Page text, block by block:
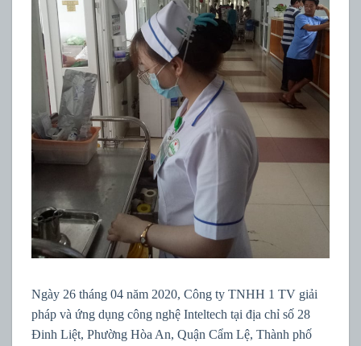
Ngày 26 tháng 04 năm 2020, Công ty TNHH 1 TV giải
pháp và ứng dụng công nghệ Inteltech tại địa chỉ số 28
Đinh Liệt, Phường Hòa An, Quận Cẩm Lệ, Thành phố